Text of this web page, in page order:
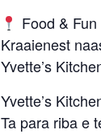
Food & Fun
Kraaienest
Yvette’s
Yvette’s
Ta para riba e